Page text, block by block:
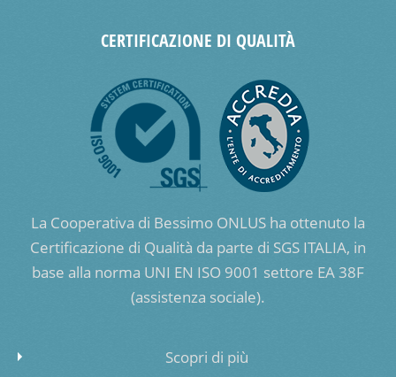
CERTIFICAZIONE DI QUALITÀ
La Cooperativa di Bessimo ONLUS ha ottenuto la
Certificazione di Qualità da parte di SGS ITALIA, in
base alla norma UNI EN ISO 9001 settore EA 38F
(assistenza sociale).
Scopri di più